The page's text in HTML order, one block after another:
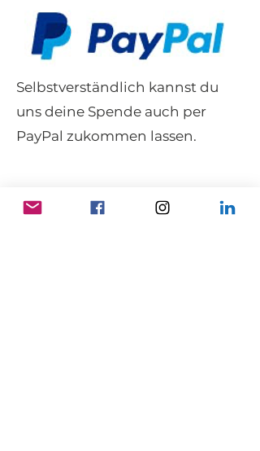
Selbstverständlich kannst du
uns deine Spende auch per
PayPal zukommen lassen.